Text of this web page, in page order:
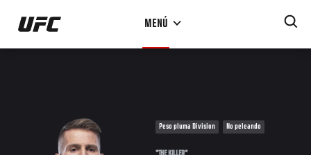
Pasar
contenido
MENÚ
Peso pluma Division No peleando